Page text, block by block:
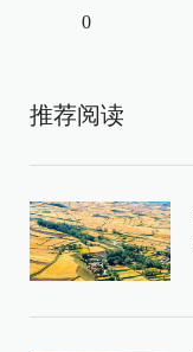
0
推荐阅读